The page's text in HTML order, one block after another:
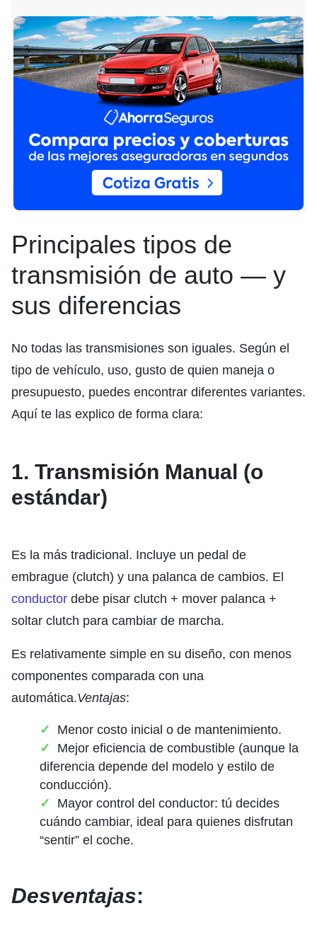
Principales tipos de
transmisión de auto — y
sus diferencias
No todas las transmisiones son iguales. Según el
tipo de vehículo, uso, gusto de quien maneja o
presupuesto, puedes encontrar diferentes variantes.
Aquí te las explico de forma clara:
1. Transmisión Manual (o
estándar)
Es la más tradicional. Incluye un pedal de
embrague (clutch) y una palanca de cambios. El
conductor debe pisar clutch + mover palanca +
soltar clutch para cambiar de marcha.
Es relativamente simple en su diseño, con menos
componentes comparada con una
automática.Ventajas:
Menor costo inicial o de mantenimiento.
Mejor eficiencia de combustible (aunque la
diferencia depende del modelo y estilo de
conducción).
Mayor control del conductor: tú decides
cuándo cambiar, ideal para quienes disfrutan
“sentir” el coche.
Desventajas: